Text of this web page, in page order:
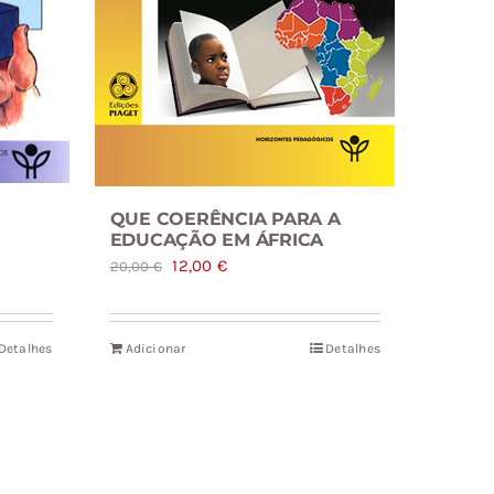
Detalhes
QUE COERÊNCIA PARA A
EDUCAÇÃO EM ÁFRICA
20,00€ O
original
era:
12,00 €O
atual
Adicionar Detalhes